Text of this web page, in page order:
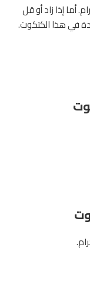
يتراوح بين 38 جرام إلى 42 جرام. أما إذا زاد أو قل
في هذا الكتكوت.